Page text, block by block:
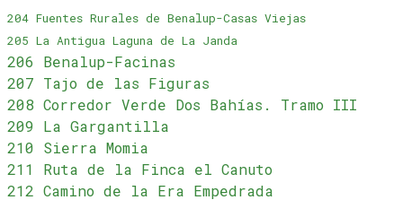
204 Fuentes Rurales de Benalup-Casas Viejas
205 La Antigua Laguna de La Janda
206 Benalup-Facinas
207 Tajo de las Figuras
208 Corredor Verde Dos Bahías. Tramo III
209 La Gargantilla
210 Sierra Momia
211 Ruta de la Finca el Canuto
212 Camino de la Era Empedrada